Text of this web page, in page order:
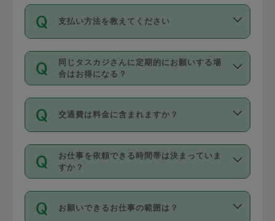
の上事前申請することが必要です。な
お、3時間を下回っても、値引き等はござ
いません。
11種類の価格帯の中からタスカジさん自
身が価格を選んで設定しています。
タスカジさんの価格設定には最初は制限
があり、レビュー件数、レビューの平均
値、などで除々に設定可能な最高額が上
がっていく仕組みになっています。
支払い方法を教えてください
お支払方法はクレジットカード（Visa／
Master／JCB／AMERICAN EXPRESS／
Diners Club）のみとなります。
を行う際にご入力ください。プロフィー
ル登録時にはご入力いただかなくても大
丈夫です。
デビットカード・プリペイドカード（Vプ
リカ、au WALLETなど）は支払にはご利
銀行振込や現金払いも対応していませ
同じタスカジさんに定期的にお願いする場
合はお得になる？
依頼には「スポット」と「定期（毎週｜
隔週）」があり、「定期」の依頼は「ス
ポット」よりお得な料金でご利用できま
す。
定期の最低利用回数は設けていない代わ
りに、一定数を超えたキャンセルは有償
交通費は料金に含まれますか？
交通費は依頼料金とは別途発生し、依頼
料金のご請求と合わせてお支払いとなり
ます。交通費の金額は「依頼の詳細」に
お仕事を依頼できる時間帯は決まっていま
すか？
時間帯は3種類あります。いずれも１回あ
たり３時間です。
お願いできるお仕事の範囲は？